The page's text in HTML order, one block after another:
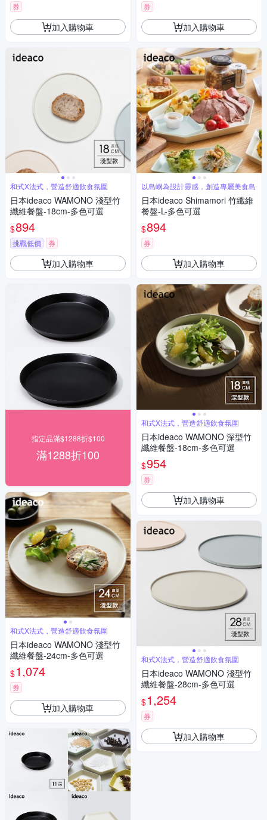
券
加入購物車
和式X法式，營造舒適飲食氛圍
日本ideaco WAMONO 淺型竹
纖維餐盤-18cm-多色可選
$894
挑戰低價 券
加入購物車
指定品滿$1288折$100
滿1288折100
和式X法式，營造舒適飲食氛圍
日本ideaco WAMONO 淺型竹
纖維餐盤-24cm-多色可選
$1,074
券
加入購物車
券
加入購物車
以島嶼為設計靈感，創造專屬美食島
日本ideaco Shimamori 竹纖維
餐盤-L-多色可選
$894
券
加入購物車
和式X法式，營造舒適飲食氛圍
日本ideaco WAMONO 深型竹
纖維餐盤-18cm-多色可選
$954
券
加入購物車
和式X法式，營造舒適飲食氛圍
日本ideaco WAMONO 淺型竹
纖維餐盤-28cm-多色可選
$1,254
券
加入購物車